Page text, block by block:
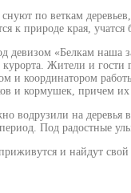
снуют по веткам
к природе края, учатся
девизом «Белкам наша
курорта. Жители и
и координатором
и кормушек, причем их
водрузили на деревья
Под радостные
и найдут